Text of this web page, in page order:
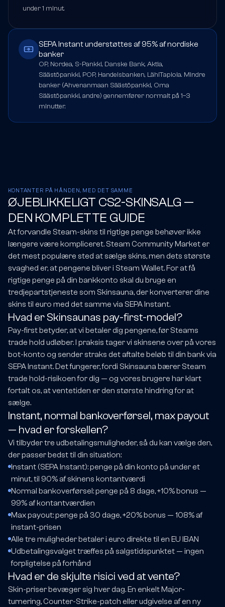
under 1 minut.
SEPA Instant understøttes af 95% af nordiske
banker
OP, Nordea, S-Pankki, Danske Bank, Aktia,
Säästöpankki, POP, Handelsbanken, LähiTapiola. Mindre
banker (Ahvenanmaan Säästöpankki, Oma
Säästöpankki, andre) gennemfører normalt på 1–3
minutter.
KONTANTER PÅ HÅNDEN, MED DET SAMME
ØJEBLIKKELIGT CS2-SKINSALG —
DEN KOMPLETTE GUIDE
At forvandle Steam-skins til rigtige penge behøver ikke
længere være kompliceret. Steam Community Market er
det mest populære sted at sælge skins, men dets største
svaghed er, at pengene bliver i Steam Wallet. For at få
rigtige penge på din bankkonto skal du bruge en
tredjepartstjeneste som Skinsauna, der konverterer dine
skins til euro med det samme via SEPA Instant.
Hvad er Skinsaunas pay-first-model?
Pay-first betyder, at vi betaler dig pengene, før Steams
trade hold udløber. I praksis tager vi skinsene over på vores
bot-konto og sender straks det aftalte beløb til din bank via
SEPA Instant. Det fungerer, fordi Skinsauna bærer Steam
trade hold-risikoen for dig — og vores brugere har klart
fortalt os, at ventetiden er den største hindring for at
sælge.
Instant, normal bankoverførsel, max payout
— hvad er forskellen?
Vi tilbyder tre udbetalingsmuligheder, så du kan vælge den,
der passer bedst til din situation:
Instant (SEPA Instant): penge på din konto på under et
minut, til 90% af skinens kontantværdi
Normal bankoverførsel: penge på 8 dage, +10% bonus —
99% af kontantværdien
Max payout: penge på 30 dage, +20% bonus — 108% af
instant-prisen
Alle tre muligheder betaler i euro direkte til en EU IBAN
Udbetalingsvalget træffes på salgstidspunktet — ingen
forpligtelse på forhånd
Hvad er de skjulte risici ved at vente?
Skin-priser bevæger sig hver dag. En enkelt Major-
turnering, Counter-Strike-patch eller udgivelse af en ny